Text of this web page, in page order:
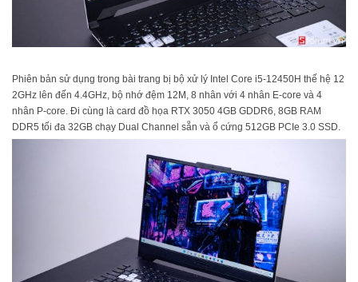
Phiên bản sử dụng trong bài trang bị bộ xử lý Intel Core i5-12450H thế hệ 12
2GHz lên đến 4.4GHz, bộ nhớ đệm 12M, 8 nhân với 4 nhân E-core và 4
nhân P-core. Đi cùng là card đồ họa RTX 3050 4GB GDDR6, 8GB RAM
DDR5 tối đa 32GB chạy Dual Channel sẵn và ổ cứng 512GB PCIe 3.0 SSD.